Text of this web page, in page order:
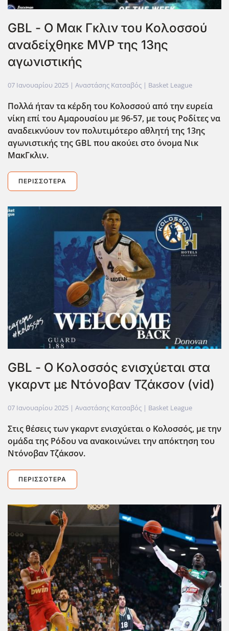
GBL - Ο Μακ Γκλιν του Κολοσσού
αναδείχθηκε MVP της 13ης
αγωνιστικής
07 Ιανουαρίου 2025 | Αναστάσης Κατσαβός | Basket League
Πολλά ήταν τα κέρδη του Κολοσσού από την ευρεία
νίκη επί του Αμαρουσίου με 96-57, με τους Ροδίτες να
αναδεικνύουν τον πολυτιμότερο αθλητή της 13ης
αγωνιστικής της GBL που ακούει στο όνομα Νικ
ΜακΓκλιν.
ΠΕΡΙΣΣΌΤΕΡΑ
GBL - Ο Κολοσσός ενισχύεται στα
γκαρντ με Ντόνοβαν Τζάκσον (vid)
07 Ιανουαρίου 2025 | Αναστάσης Κατσαβός | Basket League
Στις θέσεις των γκαρντ ενισχύεται ο Κολοσσός, με την
ομάδα της Ρόδου να ανακοινώνει την απόκτηση του
Ντόνοβαν Τζάκσον.
ΠΕΡΙΣΣΌΤΕΡΑ